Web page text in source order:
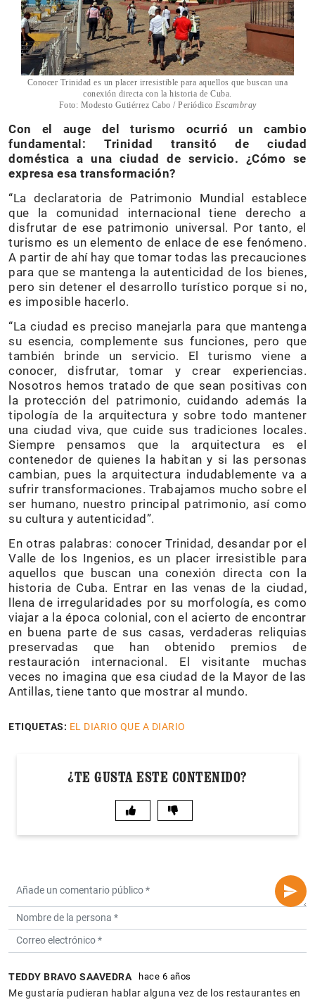
Conocer Trinidad es un placer irresistible para aquellos que buscan una
conexión directa con la historia de Cuba.
Foto: Modesto Gutiérrez Cabo / Periódico Escambray
Con el auge del turismo ocurrió un cambio
fundamental: Trinidad transitó de ciudad
doméstica a una ciudad de servicio. ¿Cómo se
expresa esa transformación?
“La declaratoria de Patrimonio Mundial establece
que la comunidad internacional tiene derecho a
disfrutar de ese patrimonio universal. Por tanto, el
turismo es un elemento de enlace de ese fenómeno.
A partir de ahí hay que tomar todas las precauciones
para que se mantenga la autenticidad de los bienes,
pero sin detener el desarrollo turístico porque si no,
es imposible hacerlo.
“La ciudad es preciso manejarla para que mantenga
su esencia, complemente sus funciones, pero que
también brinde un servicio. El turismo viene a
conocer, disfrutar, tomar y crear experiencias.
Nosotros hemos tratado de que sean positivas con
la protección del patrimonio, cuidando además la
tipología de la arquitectura y sobre todo mantener
una ciudad viva, que cuide sus tradiciones locales.
Siempre pensamos que la arquitectura es el
contenedor de quienes la habitan y si las personas
cambian, pues la arquitectura indudablemente va a
sufrir transformaciones. Trabajamos mucho sobre el
ser humano, nuestro principal patrimonio, así como
su cultura y autenticidad”.
En otras palabras: conocer Trinidad, desandar por el
Valle de los Ingenios, es un placer irresistible para
aquellos que buscan una conexión directa con la
historia de Cuba. Entrar en las venas de la ciudad,
llena de irregularidades por su morfología, es como
viajar a la época colonial, con el acierto de encontrar
en buena parte de sus casas, verdaderas reliquias
preservadas que han obtenido premios de
restauración internacional. El visitante muchas
veces no imagina que esa ciudad de la Mayor de las
Antillas, tiene tanto que mostrar al mundo.
ETIQUETAS: EL DIARIO QUE A DIARIO
¿TE GUSTA ESTE CONTENIDO?
TEDDY BRAVO SAAVEDRA hace 6 años
Me gustaría pudieran hablar alguna vez de los restaurantes en